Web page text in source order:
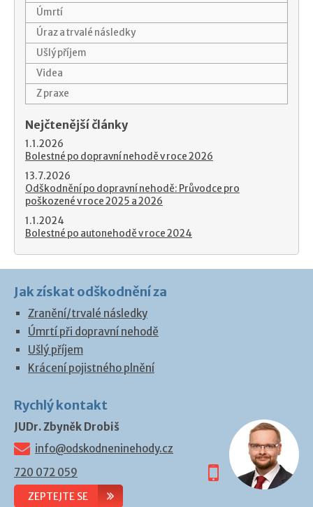
Úmrtí
Úraz a trvalé následky
Ušlý příjem
Videa
Z praxe
Nejčtenější články
1.1.2026
Bolestné po dopravní nehodě v roce 2026
13.7.2026
Odškodnění po dopravní nehodě: Průvodce pro
poškozené v roce 2025 a 2026
1.1.2024
Bolestné po autonehodě v roce 2024
Jak získat odškodnění za
Zranění/trvalé následky
Úmrtí při dopravní nehodě
Ušlý příjem
Krácení pojistného plnění
Rychlý kontakt
JUDr. Zbyněk Drobiš
info@odskodneninehody.cz
720 072 059
ZEPTEJTE SE